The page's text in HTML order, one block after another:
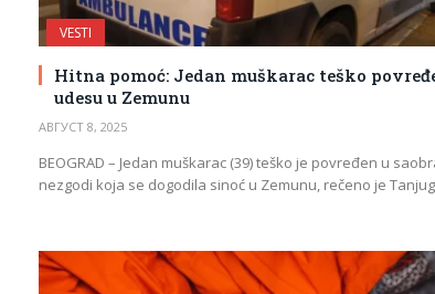
VESTI
Hitna pomoć: Jedan muškarac teško
udesu u Zemunu
АВГУСТ 8, 2025
BEOGRAD – Jedan muškarac (39) teško je povređen u
nezgodi koja se dogodila sinoć u Zemunu, rečeno je